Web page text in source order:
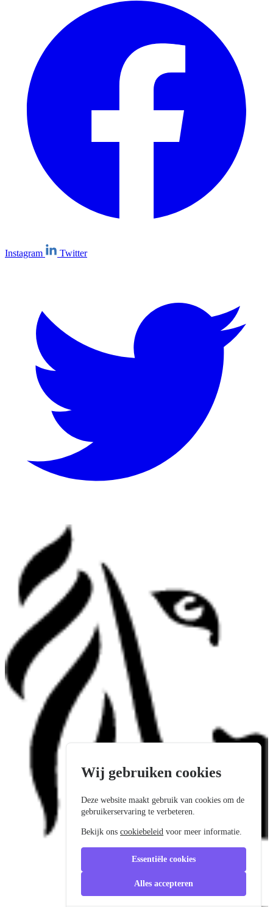
Instagram Twitter
Wij gebruiken cookies
Deze website maakt gebruik van cookies om de
gebruikerservaring te verbeteren.
Bekijk onscookiebeleid voor meer informatie.
Essentiële cookies
Alles accepteren